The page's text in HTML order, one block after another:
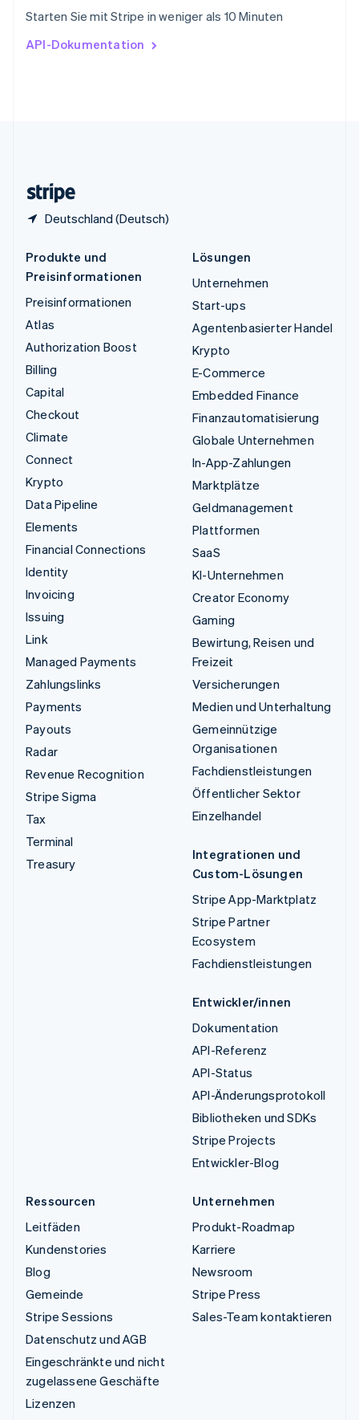
Starten Sie mit Stripe in weniger als 10 Minuten
API-Dokumentation
Deutschland (Deutsch)
English
English
Produkte und
Preisinformationen
Preisinformationen
Atlas
Authorization Boost
Billing
Capital
Checkout
Climate
Connect
Krypto
Data Pipeline
Elements
Financial Connections
Identity
Invoicing
Issuing
Link
Managed Payments
Zahlungslinks
Payments
Payouts
Radar
Revenue Recognition
Stripe Sigma
Tax
Terminal
Treasury
Lösungen
Unternehmen
Start-ups
Agentenbasierter Handel
Krypto
E-Commerce
Embedded Finance
Finanzautomatisierung
Globale Unternehmen
In-App-Zahlungen
Marktplätze
Geldmanagement
Plattformen
SaaS
KI-Unternehmen
Creator Economy
Gaming
Bewirtung, Reisen und
Freizeit
Versicherungen
Medien und Unterhaltung
Gemeinnützige
Organisationen
Fachdienstleistungen
Öffentlicher Sektor
Einzelhandel
Integrationen und
Custom-Lösungen
Stripe App-Marktplatz
Stripe Partner
Ecosystem
Fachdienstleistungen
Entwickler/innen
Dokumentation
API-Referenz
API-Status
API-Änderungsprotokoll
Bibliotheken und SDKs
Stripe Projects
Entwickler-Blog
Ressourcen
Leitfäden
Kundenstories
Blog
Gemeinde
Stripe Sessions
Datenschutz und AGB
Eingeschränkte und nicht
zugelassene Geschäfte
Lizenzen
Unternehmen
Produkt-Roadmap
Karriere
Newsroom
Stripe Press
Sales-Team kontaktieren